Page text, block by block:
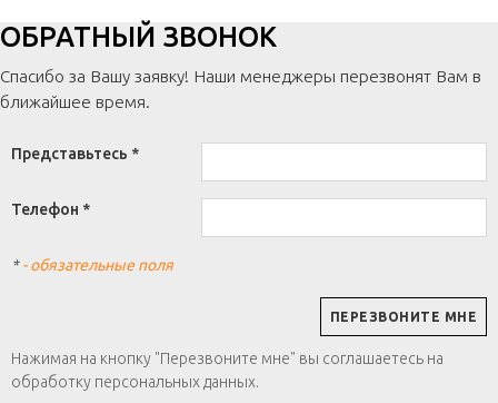
ОБРАТНЫЙ ЗВОНОК
Спасибо за Вашу заявку! Наши менеджеры перезвонят Вам в
ближайшее время.
Представьтесь *
Телефон *
*- обязательные поля
Нажимая на кнопку "Перезвоните мне" вы соглашаетесь на
обработку персональных данных.